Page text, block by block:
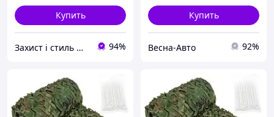
Купить
Захист і стиль — в одному магазині 94%
Купить
Весна-Авто 92%